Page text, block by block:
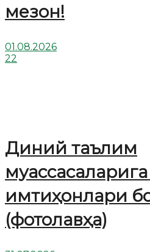
мезон!
01.08.2026
22
Диний таълим
имтиҳонлари
(фотолавҳа)